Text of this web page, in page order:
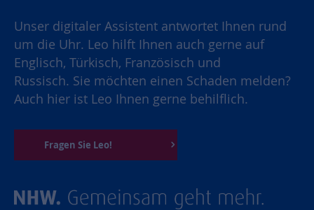
Unser digitaler Assistent antwortet Ihnen rund
um die Uhr. Leo hilft Ihnen auch gerne auf
Englisch, Türkisch, Französisch und
Russisch. Sie möchten einen Schaden melden?
Auch hier ist Leo Ihnen gerne behilflich.
Fragen Sie Leo!